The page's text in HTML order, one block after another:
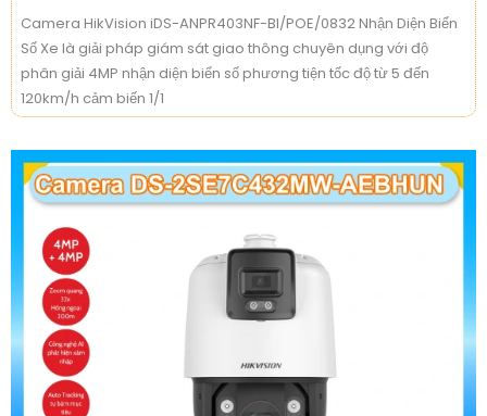
Camera HikVision iDS-ANPR403NF-BI/POE/0832 Nhận Diện Biển
Số Xe là giải pháp giám sát giao thông chuyên dụng với độ
phân giải 4MP nhận diện biển số phương tiện tốc độ từ 5 đến
120km/h cảm biến 1/1